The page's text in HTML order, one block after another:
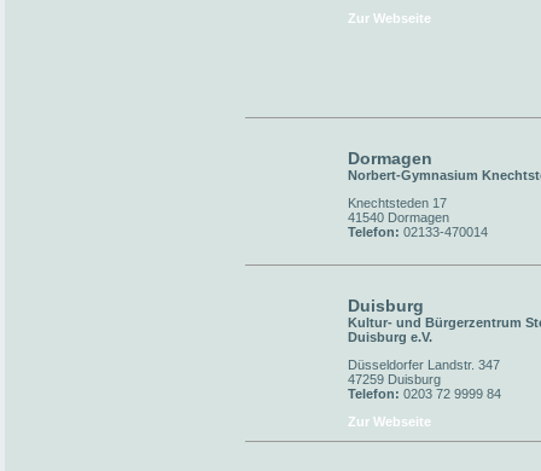
Zur Webseite
Dormagen
Norbert-Gymnasium
Knechtsteden 17
41540 Dormagen
Telefon: 02133-470014
Duisburg
Kultur- und Bürgerzentrum
Duisburg e.V.
Düsseldorfer Landstr. 347
47259 Duisburg
Telefon: 0203 72 9999 84
Zur Webseite